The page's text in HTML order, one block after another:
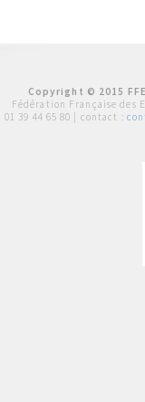
Copyright © 2015
Fédération Française des
01 39 44 65 80 | contact :